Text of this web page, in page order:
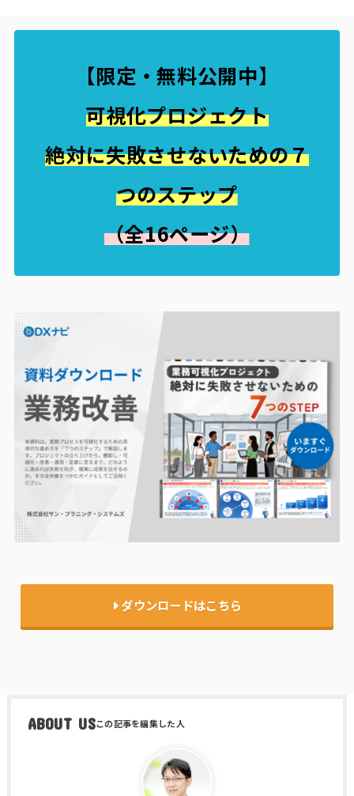
【限定・無料公開中】
可視化プロジェクト
絶対に失敗させないための７
つのステップ
（全16ページ）
ダウンロードはこちら
ABOUT US